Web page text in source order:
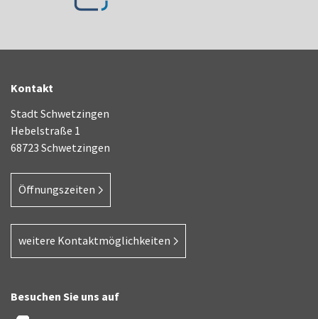
Kontakt
Stadt Schwetzingen
Hebelstraße 1
68723 Schwetzingen
Öffnungszeiten
weitere Kontaktmöglichkeiten
Besuchen Sie uns auf